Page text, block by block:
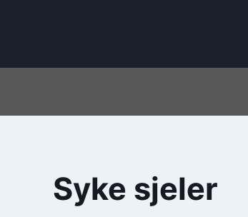
Syke sjeler